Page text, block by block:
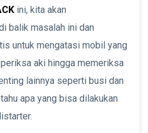
ini, kita akan
balik masalah ini dan
untuk mengatasi mobil yang
aki hingga memeriksa
lainnya seperti busi dan
apa yang bisa dilakukan